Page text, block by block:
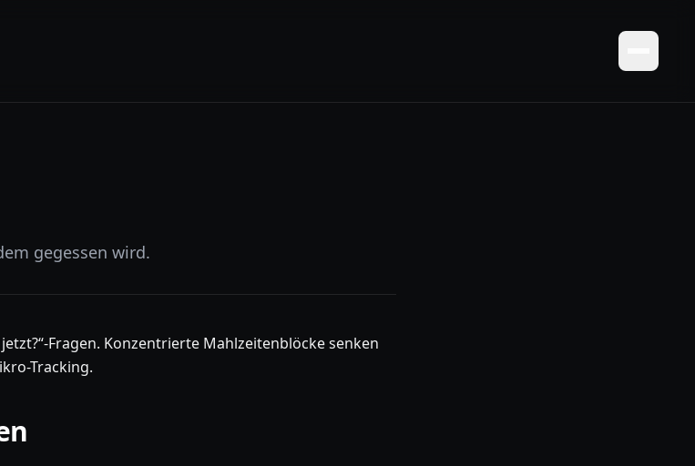
gegessen wird.
Fragen. Konzentrierte Mahlzeitenblöcke senken
Tracking.